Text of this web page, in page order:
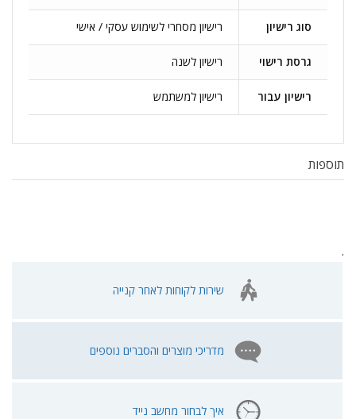
סוג רישיון רישיון מסחרי לשימוש עסקי / אישי
גרסת רישוי רישיון לשנה
רישיון עבור רישיון למשתמש
תוספות
.
שירות לקוחות לאחר קנייה
מדריכי מוצרים והסברים נוספים
איך לבחור מחשב נייד